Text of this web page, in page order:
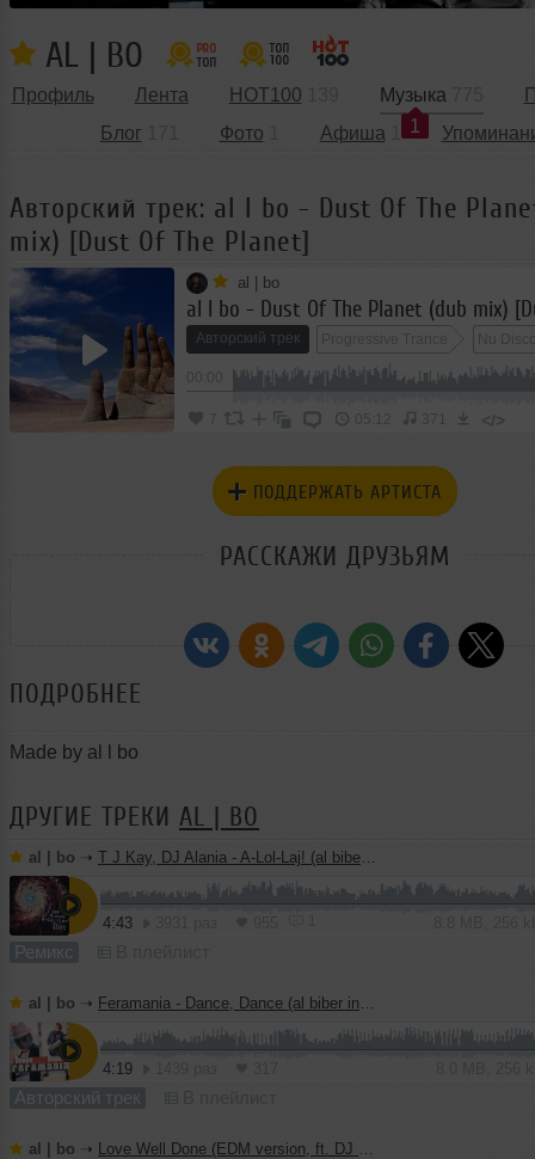
AL | BO
Профиль Лента HOT100
Музыка
1
Блог
Фото Афиша
Авторский трек: al l bo - Dust Of The
mix) [Dust Of The Planet]
al | bo
Авторский трек Progressive Trance Nu
7 05:12 371 </>
ПОДДЕРЖАТЬ АРТИСТА
РАССКАЖИ ДРУЗЬЯМ
ПОДРОБНЕЕ
Made by al l bo
ДРУГИЕ ТРЕКИ AL | BO
al | bo ➝ T J Kay, DJ Alania - A-Lol-Laj! (al biber remix)
4:43
Ремикс
al | bo ➝ Feramania - Dance, Dance (al biber instrumental mix)
4:19
Авторский трек
al | bo ➝ Love Well Done (EDM version, ft. DJ Haley)